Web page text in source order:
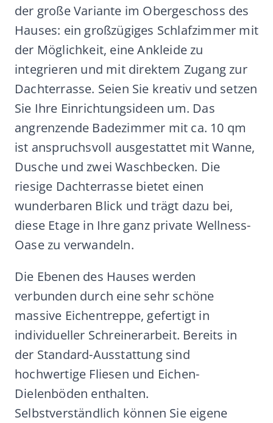
der große Variante im Obergeschoss des
Hauses: ein großzügiges Schlafzimmer mit
der Möglichkeit, eine Ankleide zu
integrieren und mit direktem Zugang zur
Dachterrasse. Seien Sie kreativ und setzen
Sie Ihre Einrichtungsideen um. Das
angrenzende Badezimmer mit ca. 10 qm
ist anspruchsvoll ausgestattet mit Wanne,
Dusche und zwei Waschbecken. Die
riesige Dachterrasse bietet einen
wunderbaren Blick und trägt dazu bei,
diese Etage in Ihre ganz private Wellness-
Oase zu verwandeln.
Die Ebenen des Hauses werden
verbunden durch eine sehr schöne
massive Eichentreppe, gefertigt in
individueller Schreinerarbeit. Bereits in
der Standard-Ausstattung sind
hochwertige Fliesen und Eichen-
Dielenböden enthalten.
Selbstverständlich können Sie eigene